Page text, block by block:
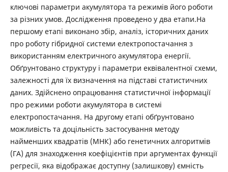
ключові параметри акумулятора та режимів його роботи
за різних умов. Дослідження проведено у два етапи.На
першому етапі виконано збір, аналіз, історичних даних
про роботу гібридної системи електропостачання з
використанням електричного акумулятора енергії.
Обґрунтовано структуру і параметри еквівалентної схеми,
залежності для їх визначення на підставі статистичних
даних. Здійснено опрацювання статистичної інформації
про режими роботи акумулятора в системі
електропостачання. На другому етапі обґрунтовано
можливість та доцільність застосування методу
найменших квадратів (МНК) або генетичних алгоритмів
(ГА) для знаходження коефіцієнтів при аргументах функції
регресії, яка відображає доступну (залишкову) ємність